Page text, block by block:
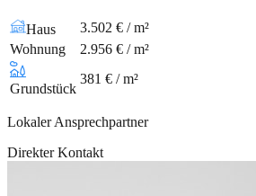
Haus
3.502 € / m²
Wohnung
2.956 € / m²
Grundstück
381 € / m²
Lokaler Ansprechpartner
Direkter Kontakt